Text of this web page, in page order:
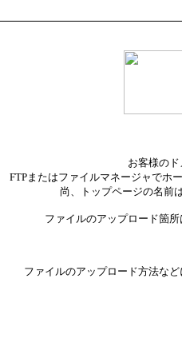
お客様の
FTPまたはファイルマネージャでホ
尚、トップページの名前
ファイルのアップロード箇
ファイルのアップロード方法な